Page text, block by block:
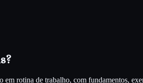
rotina de trabalho, com fundamentos,